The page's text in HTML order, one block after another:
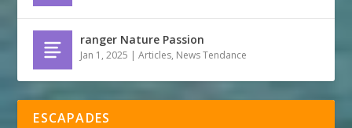
ranger Nature Passion
Jan 1, 2025 |Articles, News Tendance
ESCAPADES